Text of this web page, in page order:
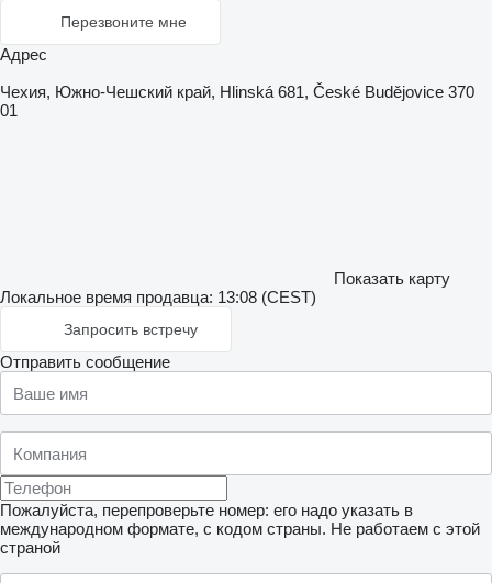
Перезвоните мне
Адрес
Чехия, Южно-Чешский край, Hlinská 681, České Budějovice 370
01
Показать карту
Локальное время продавца: 13:08 (CEST)
Запросить встречу
Отправить сообщение
Пожалуйста, перепроверьте номер: его надо указать в
международном формате, с кодом страны. Не работаем с этой
страной